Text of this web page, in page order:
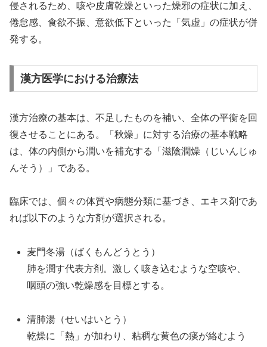
侵されるため、咳や皮膚乾燥といった燥邪の症状に加え、
倦怠感、食欲不振、意欲低下といった「気虚」の症状が併
発する。
漢方医学における治療法
漢方治療の基本は、不足したものを補い、全体の平衡を回
復させることにある。「秋燥」に対する治療の基本戦略
は、体の内側から潤いを補充する「滋陰潤燥（じいんじゅ
んそう）」である。
臨床では、個々の体質や病態分類に基づき、エキス剤であ
れば以下のような方剤が選択される。
麦門冬湯（ばくもんどうとう）
肺を潤す代表方剤。激しく咳き込むような空咳や、
咽頭の強い乾燥感を目標とする。
清肺湯（せいはいとう）
乾燥に「熱」が加わり、粘稠な黄色の痰が絡むよう